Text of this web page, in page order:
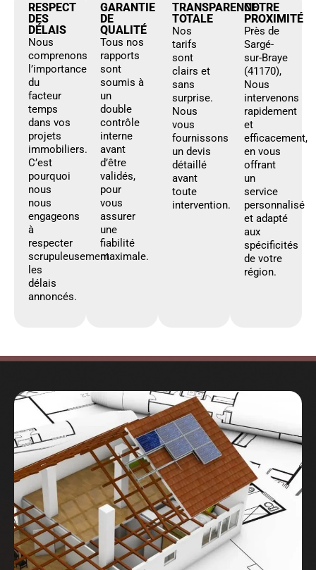
RESPECT
DES
DÉLAIS
Nous
comprenons
l’importance
du
facteur
temps
dans vos
projets
immobiliers.
C’est
pourquoi
nous
nous
engageons
à
respecter
scrupuleusement
les
délais
annoncés.
GARANTIE
DE
QUALITÉ
Tous nos
rapports
sont
soumis à
un
double
contrôle
interne
avant
d’être
validés,
pour
vous
assurer
une
fiabilité
maximale.
TRANSPARENCE
TOTALE
Nos
tarifs
sont
clairs et
sans
surprise.
Nous
vous
fournissons
un devis
détaillé
avant
toute
intervention.
NOTRE
PROXIMITÉ
Près de
Sargé-
sur-Braye
(41170),
Nous
intervenons
rapidement
et
efficacement,
en vous
offrant
un
service
personnalisé
et adapté
aux
spécificités
de votre
région.